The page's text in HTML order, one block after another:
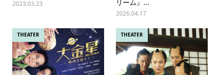
2023.03.23 リーム』...
2026.04.17
THEATER THEATER